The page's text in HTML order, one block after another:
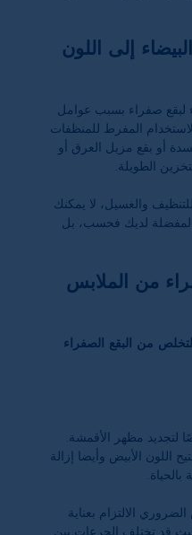
إلى اللون
لبقع صفراء بسبب عوامل
المفرط للمنظفات
أو بقع مزيل العرق أو
الطويلة.
والغسيل، لا يمكنك
لديك فحسب، بل
من الملابس
من البقع الصفراء
لتجديد مظهر الأقمشة.
اللون الأبيض وأيضا إزالة
الالتزام بعناية
حيث قد تختلف الجرعات بين